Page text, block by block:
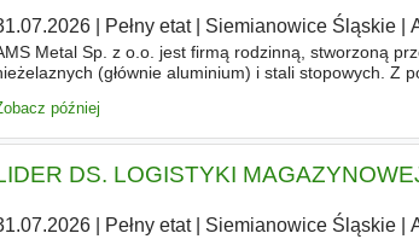
| Pełny etat| Siemianowice Śląskie|
Metal Sp. z o.o. jest firmą rodzinną, stworzoną
(głównie aluminium) i stali stopowych. Z
później
DS. LOGISTYKI
| Pełny etat| Siemianowice Śląskie|